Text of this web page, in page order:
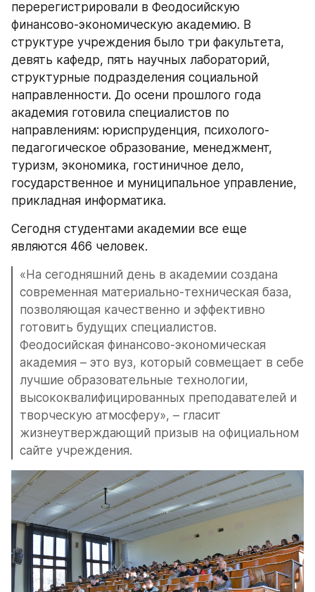
перерегистрировали в Феодосийскую
финансово-экономическую академию. В
структуре учреждения было три факультета,
девять кафедр, пять научных лабораторий,
структурные подразделения социальной
направленности. До осени прошлого года
академия готовила специалистов по
направлениям: юриспруденция, психолого-
педагогическое образование, менеджмент,
туризм, экономика, гостиничное дело,
государственное и муниципальное управление,
прикладная информатика.
Сегодня студентами академии все еще
являются 466 человек.
«На сегодняшний день в академии создана
современная материально-техническая база,
позволяющая качественно и эффективно
готовить будущих специалистов.
Феодосийская финансово-экономическая
академия – это вуз, который совмещает в себе
лучшие образовательные технологии,
высококвалифицированных преподавателей и
творческую атмосферу», – гласит
жизнеутверждающий призыв на официальном
сайте учреждения.